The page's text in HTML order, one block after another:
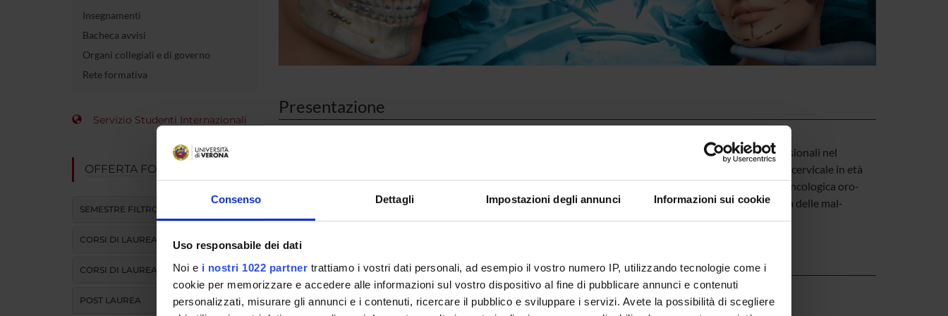
Consenso Dettagli Impostazioni degli annunci Informazioni sui cookie
Uso responsabile dei dati
Noi e i nostri 1022 partner trattiamo i vostri dati personali, ad esempio il vostro numero IP, utilizzando tecnologie come i
cookie per memorizzare e accedere alle informazioni sul vostro dispositivo al fine di pubblicare annunci e contenuti
personalizzati, misurare gli annunci e i contenuti, ricercare il pubblico e sviluppare i servizi. Avete la possibilità di scegliere
Insegnamenti
Bacheca avvisi
Organi collegiali e di governo
Rete formativa
Servizio Studenti Internazionali
OFFERTA FORMATIVA
SEMESTRE FILTRO
CORSI DI LAUREA
CORSI DI LAUREA MAGISTRALE
POST LAUREA
Presentazione
deve aver acquisito conoscenze teoriche, scientifiche e professionali nel
campo della fisiopatologia, clinica e terapia delle malattie del distretto oro-maxillo-facciale e del distretto cervicale in età
pediatrica ed adulta; sono specifici ambiti di competenza la Traumatologia maxillo-facciale, la Chirurgia Oncologica oro-
maxillo-facciale, Chirurgia orale, la Chirurgia Ortognatica, la Chirurgia delle ghiandole salivari, la Chirurgia delle mal-
formazioni cranio-facciali, la Chirurgia ricostruttiva del distretto maxillo-facciale.
Scheda del corso
Durata 5 anni